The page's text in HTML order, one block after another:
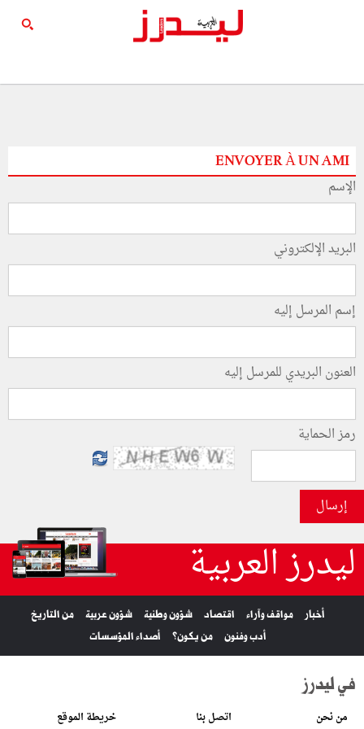
ENVOYER À UN AMI
الإسم
البريد الإلكتروني
إسم المرسل إليه
العنون البريدي للمرسل إليه
رمز الحماية
إرسال
ليدرز العربية
أخبار مواقف وآراء اقتصاد شؤون وطنية شؤون عربية
من التاريخ
أدب وفنون
من يكون؟ أصداء المؤسسات
في ليدرز
من نحن اتصل بنا خريطة الموقع